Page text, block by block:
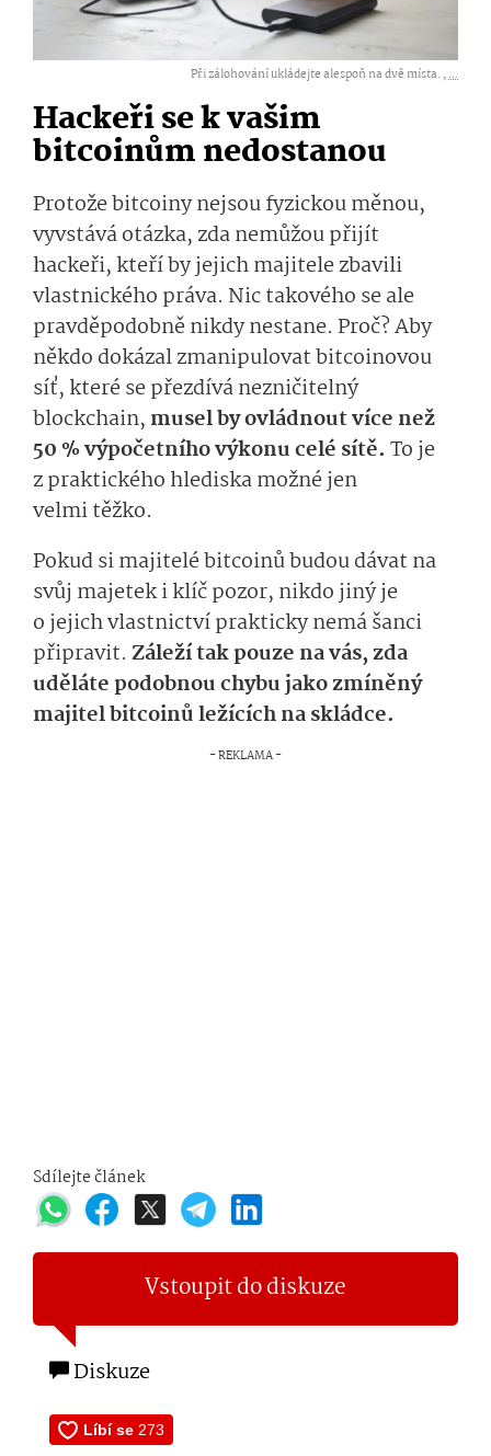
Při zálohování ukládejte alespoň na dvě místa. ,...
Hackeři se k vašim
bitcoinům nedostanou
Protože bitcoiny nejsou fyzickou měnou,
vyvstává otázka, zda nemůžou přijít
hackeři, kteří by jejich majitele zbavili
vlastnického práva. Nic takového se ale
pravděpodobně nikdy nestane. Proč? Aby
někdo dokázal zmanipulovat bitcoinovou
síť, které se přezdívá nezničitelný
blockchain, musel by ovládnout více než
50 % výpočetního výkonu celé sítě. To je
z praktického hlediska možné jen
velmi těžko.
Pokud si majitelé bitcoinů budou dávat na
svůj majetek i klíč pozor, nikdo jiný je
o jejich vlastnictví prakticky nemá šanci
připravit. Záleží tak pouze na vás, zda
uděláte podobnou chybu jako zmíněný
majitel bitcoinů ležících na skládce.
Sdílejte článek
Vstoupit do diskuze
Diskuze